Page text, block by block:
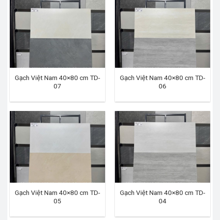
Gạch Việt Nam 40×80 cm TD-
07
Gạch Việt Nam 40×80 cm TD-
06
Gạch Việt Nam 40×80 cm TD-
05
Gạch Việt Nam 40×80 cm TD-
04